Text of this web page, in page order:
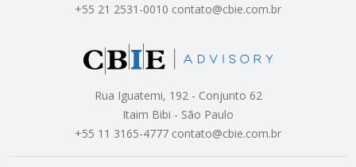
+55 21 2531-0010 contato@cbie.com.br
Rua Iguatemi, 192 - Conjunto 62
Itaim Bibi - São Paulo
+55 11 3165-4777 contato@cbie.com.br